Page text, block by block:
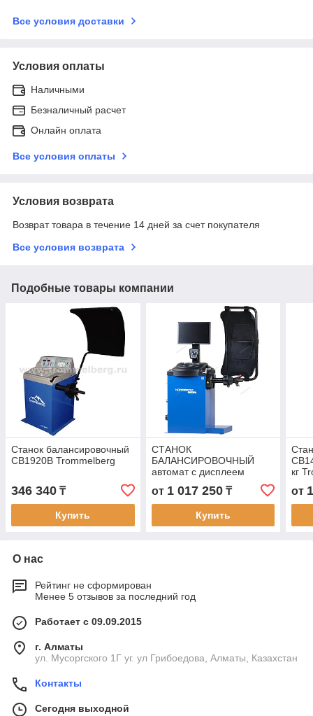
Все условия доставки
Условия оплаты
Наличными
Безналичный расчет
Онлайн оплата
Все условия оплаты
Условия возврата
Возврат товара в течение 14 дней за счет покупателя
Все условия возврата
Подобные товары компании
Станок балансировочный
CB1920B Trommelberg
346 340 ₸
Купить
СТАНОК
БАЛАНСИРОВОЧНЫЙ
автомат с дисплеем
от 1 017 250₸
Купить
кг
от
О нас
Рейтинг не сформирован
Менее 5 отзывов за последний год
Работает с 09.09.2015
г. Алматы
ул. Мусоргского 1Г уг. ул Грибоедова, Алматы, Казахстан
Контакты
Сегодня выходной